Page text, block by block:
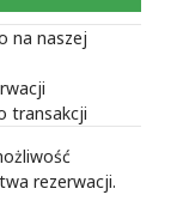
na naszej
transakcji
rezerwacji.